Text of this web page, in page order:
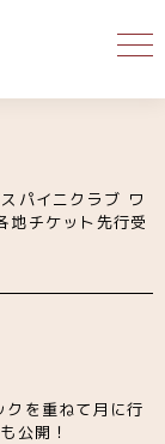
パイニクラブ ワ
チケット先行受
を重ねて月に行
公開！